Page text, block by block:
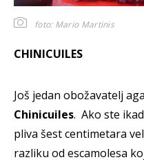
foto: Mario Martinis
CHINICUILES
Još jedan obožavatelj
Chinicuiles. Ako ste
pliva šest centimetara
razliku od escamolesa